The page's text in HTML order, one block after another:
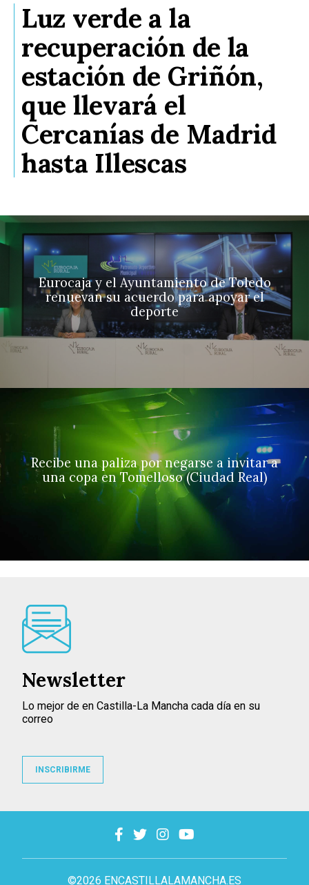
Luz verde a la
recuperación de la
estación de Griñón,
que llevará el
Cercanías de Madrid
hasta Illescas
Eurocaja y el Ayuntamiento de Toledo
renuevan su acuerdo para apoyar el
deporte
Recibe una paliza por negarse a invitar a
una copa en Tomelloso (Ciudad Real)
©2026 ENCASTILLALAMANCHA.ES
Newsletter
Lo mejor de en Castilla-La Mancha cada día en su
correo
INSCRIBIRME